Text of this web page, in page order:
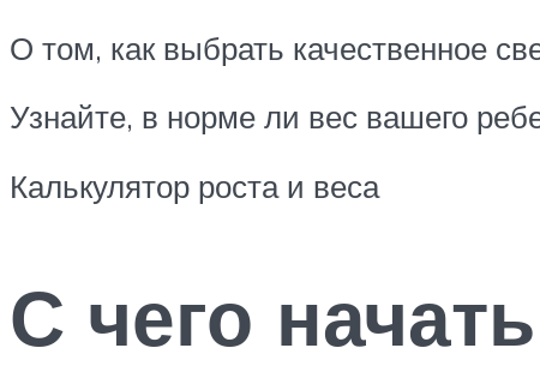
О том, как выбрать качественное
Узнайте, в норме ли вес вашего
Калькулятор роста и веса
С чего начать